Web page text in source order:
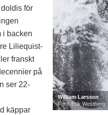
William Larsson
Foto: Erik Westberg
för
i backen
Liliequist-
franskt
på
ser 22-
käppar